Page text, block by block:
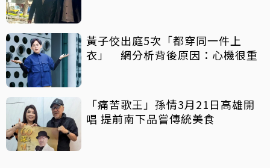
黃子佼出庭5次「都穿同一件上
衣」 網分析背後原因：心機很重
「痛苦歌王」孫情3月21日高雄開
唱 提前南下品嘗傳統美食